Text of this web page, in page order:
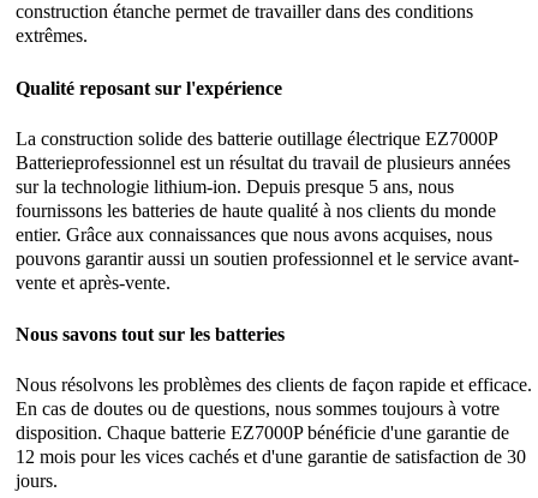
construction étanche permet de travailler dans des conditions
extrêmes.
Qualité reposant sur l'expérience
La construction solide des batterie outillage électrique EZ7000P
Batterieprofessionnel est un résultat du travail de plusieurs années
sur la technologie lithium-ion. Depuis presque 5 ans, nous
fournissons les batteries de haute qualité à nos clients du monde
entier. Grâce aux connaissances que nous avons acquises, nous
pouvons garantir aussi un soutien professionnel et le service avant-
vente et après-vente.
Nous savons tout sur les batteries
Nous résolvons les problèmes des clients de façon rapide et efficace.
En cas de doutes ou de questions, nous sommes toujours à votre
disposition. Chaque batterie EZ7000P bénéficie d'une garantie de
12 mois pour les vices cachés et d'une garantie de satisfaction de 30
jours.